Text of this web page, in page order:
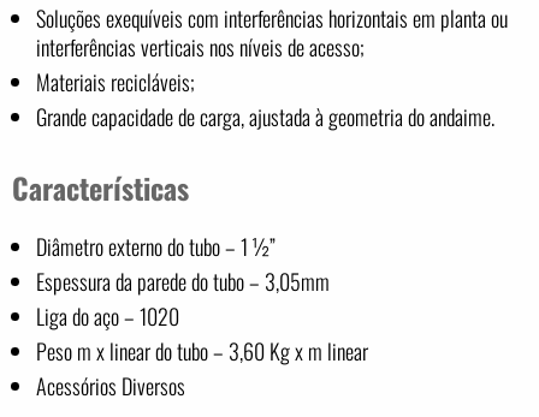
Soluções exequíveis com interferências horizontais em planta ou
interferências verticais nos níveis de acesso;
Materiais recicláveis;
Grande capacidade de carga, ajustada à geometria do andaime.
Características
Diâmetro externo do tubo – 1 ½”
Espessura da parede do tubo – 3,05mm
Liga do aço – 1020
Peso m x linear do tubo – 3,60 Kg x m linear
Acessórios Diversos